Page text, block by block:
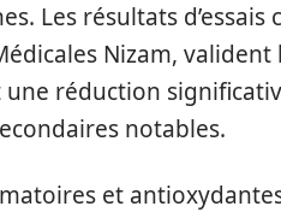
Les résultats
Nizam, valident
réduction
notables.
et